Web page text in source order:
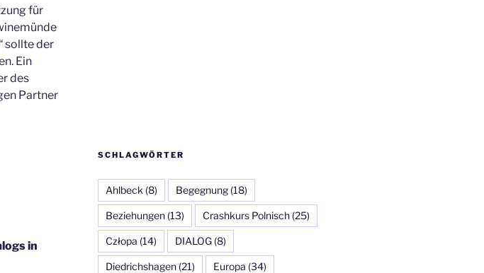
für
sollte der
Ein
des
Partner
in
SCHLAGWÖRTER
Ahlbeck (8) Begegnung(18)
Beziehungen(13) Crashkurs Polnisch(25)
Człopa (14) DIALOG(8)
Diedrichshagen(21) Europa (34)